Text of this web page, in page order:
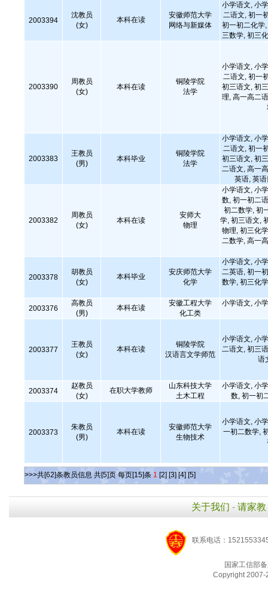
2003394
沈教员
(女)
本科在读
安徽师范大学
网络与新媒体
小学语文, 小
二语文, 初一
初一初二化学
三数学, 初三
2003390
周教员
(女)
本科在读
铜陵学院
法学
小学语文, 小
二语文, 初一
初三语文, 初
理, 高一高二
2003383
王教员
(男)
本科毕业
铜陵学院
法学
小学语文, 小
二语文, 初一
初三语文, 初
二语文, 高一
英语, 英
2003382
周教员
(女)
本科在读
安师大
物理
小学语文, 小
数, 初一初二
初二数学, 初
学, 初三语文,
物理, 初三化
二数学, 高一
2003378
胡教员
(女)
本科毕业
安庆师范大学
化学
小学语文, 小
二英语, 初一
数学, 初三化
2003376
高教员
(男)
本科在读
安徽工程大学
化工类
小学语文, 小
2003377
王教员
(女)
本科在读
铜陵学院
汉语言文学师范
小学语文, 小
二语文, 初三
语
2003374
赵教员
(女)
在职大学教师
山东科技大学
土木工程
小学语文, 小
数, 初一初
2003373
朱教员
(男)
本科在读
安徽师范大学
生物技术
小学语文, 小
一初二数学,
>>>共[62]条教员信息 共[5]页 每页[15]条 1 [2] [3] [4] [5]
关于我们 - 请家教
联系电话：
国家工信部
Copyright 2007-